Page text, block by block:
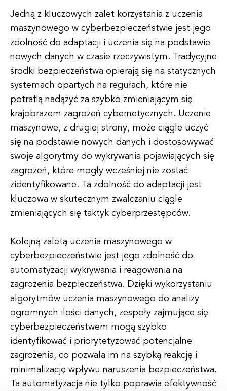
Jedną z kluczowych zalet korzystania z uczenia
maszynowego w cyberbezpieczeństwie jest jego
zdolność do adaptacji i uczenia się na podstawie
nowych danych w czasie rzeczywistym. Tradycyjne
środki bezpieczeństwa opierają się na statycznych
systemach opartych na regułach, które nie
potrafią nadążyć za szybko zmieniającym się
krajobrazem zagrożeń cybernetycznych. Uczenie
maszynowe, z drugiej strony, może ciągle uczyć
się na podstawie nowych danych i dostosowywać
swoje algorytmy do wykrywania pojawiających się
zagrożeń, które mogły wcześniej nie zostać
zidentyfikowane. Ta zdolność do adaptacji jest
kluczowa w skutecznym zwalczaniu ciągle
zmieniających się taktyk cyberprzestępców.
Kolejną zaletą uczenia maszynowego w
cyberbezpieczeństwie jest jego zdolność do
automatyzacji wykrywania i reagowania na
zagrożenia bezpieczeństwa. Dzięki wykorzystaniu
algorytmów uczenia maszynowego do analizy
ogromnych ilości danych, zespoły zajmujące się
cyberbezpieczeństwem mogą szybko
identyfikować i priorytetyzować potencjalne
zagrożenia, co pozwala im na szybką reakcję i
minimalizację wpływu naruszenia bezpieczeństwa.
Ta automatyzacja nie tylko poprawia efektywność